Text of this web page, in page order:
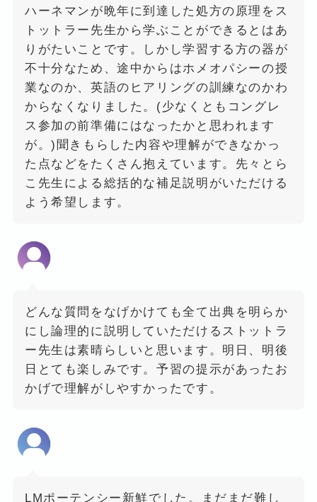
ハーネマンが晩年に到達した処方の原理をス
トットラー先生から学ぶことができるとはあ
りがたいことです。しかし学習する方の器が
不十分なため、途中からはホメオパシーの授
業なのか、英語のヒアリングの訓練なのかわ
からなくなりました。(少なくともコングレ
ス参加の前準備にはなったかと思われます
が。)聞きもらした内容や理解ができなかっ
た点などをたくさん抱えています。先々とら
こ先生による総括的な補足説明がいただける
よう希望します。
どんな質問をなげかけても全て出典を明らか
にし論理的に説明していただけるストットラ
ー先生は素晴らしいと思います。明日、明後
日とても楽しみです。予習の提示があったお
かげで理解がしやすかったです。
LMポーテンシー新鮮でした。まだまだ難し